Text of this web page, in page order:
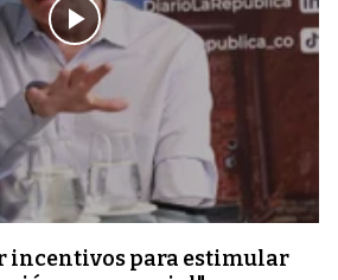
incentivos para estimular